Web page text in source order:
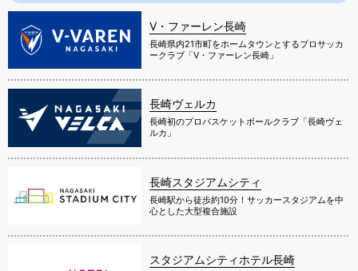
V・ファーレン長崎
長崎県内21市町をホームタウンとするプロサッカ
ークラブ「V・ファーレン長崎」
長崎ヴェルカ
長崎初のプロバスケットボールクラブ「長崎ヴェ
ルカ」
長崎スタジアムシティ
長崎駅から徒歩約10分！サッカースタジアムを中
心とした大型複合施設
スタジアムシティホテル長崎